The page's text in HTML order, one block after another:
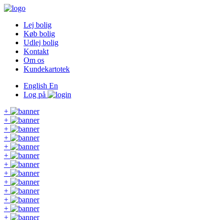
Lej bolig
Køb bolig
Udlej bolig
Kontakt
Om os
Kundekartotek
English En
Log på
+
+
+
+
+
+
+
+
+
+
+
+
+